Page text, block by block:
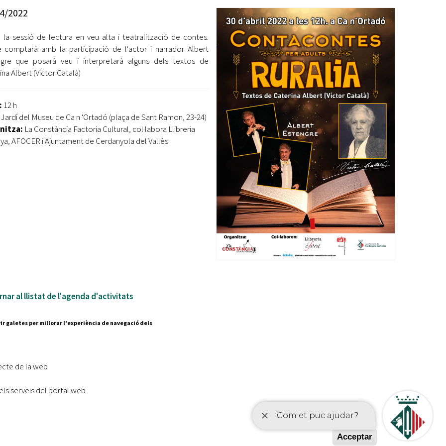
Ètica i Integritat
Retiment de Comptes
Accés a Informació Pública
Dades Obertes
Catàleg de Serveis i Tràmits
jove 2026
Cerdanyola opta a més de 5 milions d'euros del Pla de
Barris per transformar les Fontetes, Quatre Cantons i
l'entorn de l'avinguda Catalunya
El FIT presenta el cartell de la seva 16a edició i dona el
l'eclipsi solar
Entitats
Equipaments
Mercats Municipals
Webs Municipals
2022
la sessió de lectura en veu alta i teatralització de contes.
comptarà amb la participació de l'actor i narrador Albert
que posarà veu i interpretarà alguns dels textos de
Albert (Víctor Català)
12 h
Jardí del Museu de Ca n 'Ortadó (plaça de Sant Ramon, 23-24)
La Constància Factoria Cultural, col·labora Llibreria
AFOCER i Ajuntament de Cerdanyola del Vallès
al llistat de l'agenda d'activitats
88 88
galetes per millorar l'experiència de navegació dels
de la web
serveis del portal web
Acceptar